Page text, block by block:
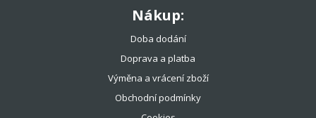
Nákup:
Doba dodání
Doprava a platba
Výměna a vrácení zboží
Obchodní podmínky